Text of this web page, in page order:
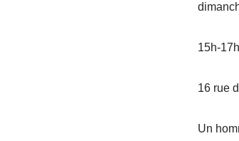
15h-17h
16 rue
Un